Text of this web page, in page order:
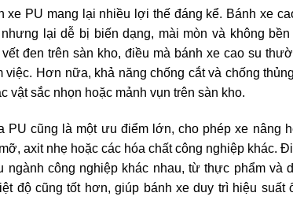
xe PU mang lại nhiều lợi thế đáng kể. Bánh xe
lại dễ bị biến dạng, mài mòn và không
đen trên sàn kho, điều mà bánh xe cao su
việc. Hơn nữa, khả năng chống cắt và chống
vật sắc nhọn hoặc mảnh vụn trên sàn kho.
PU cũng là một ưu điểm lớn, cho phép xe nâng
axit nhẹ hoặc các hóa chất công nghiệp khác.
ngành công nghiệp khác nhau, từ thực phẩm và
độ cũng tốt hơn, giúp bánh xe duy trì hiệu